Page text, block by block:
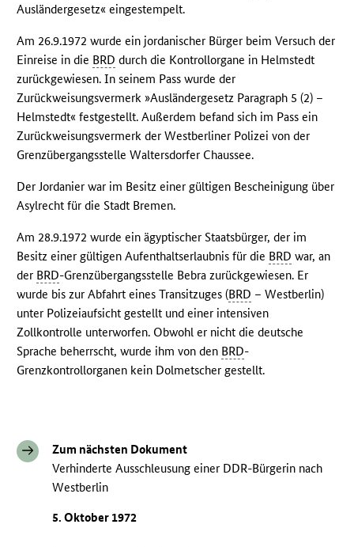
Ausländergesetz« eingestempelt.
Am 26.9.1972 wurde ein jordanischer Bürger beim Versuch der
Einreise in die BRD durch die Kontrollorgane in Helmstedt
zurückgewiesen. In seinem Pass wurde der
Zurückweisungsvermerk »Ausländergesetz Paragraph 5 (2) –
Helmstedt« festgestellt. Außerdem befand sich im Pass ein
Zurückweisungsvermerk der Westberliner Polizei von der
Grenzübergangsstelle Waltersdorfer Chaussee.
Der Jordanier war im Besitz einer gültigen Bescheinigung über
Asylrecht für die Stadt Bremen.
Am 28.9.1972 wurde ein ägyptischer Staatsbürger, der im
Besitz einer gültigen Aufenthaltserlaubnis für die BRD war, an
der BRD-Grenzübergangsstelle Bebra zurückgewiesen. Er
wurde bis zur Abfahrt eines Transitzuges (BRD – Westberlin)
unter Polizeiaufsicht gestellt und einer intensiven
Zollkontrolle unterworfen. Obwohl er nicht die deutsche
Sprache beherrscht, wurde ihm von den BRD-
Grenzkontrollorganen kein Dolmetscher gestellt.
Zum nächsten Dokument
Verhinderte Ausschleusung einer DDR-Bürgerin nach
Westberlin
5. Oktober 1972